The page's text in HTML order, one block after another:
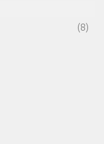
(8)